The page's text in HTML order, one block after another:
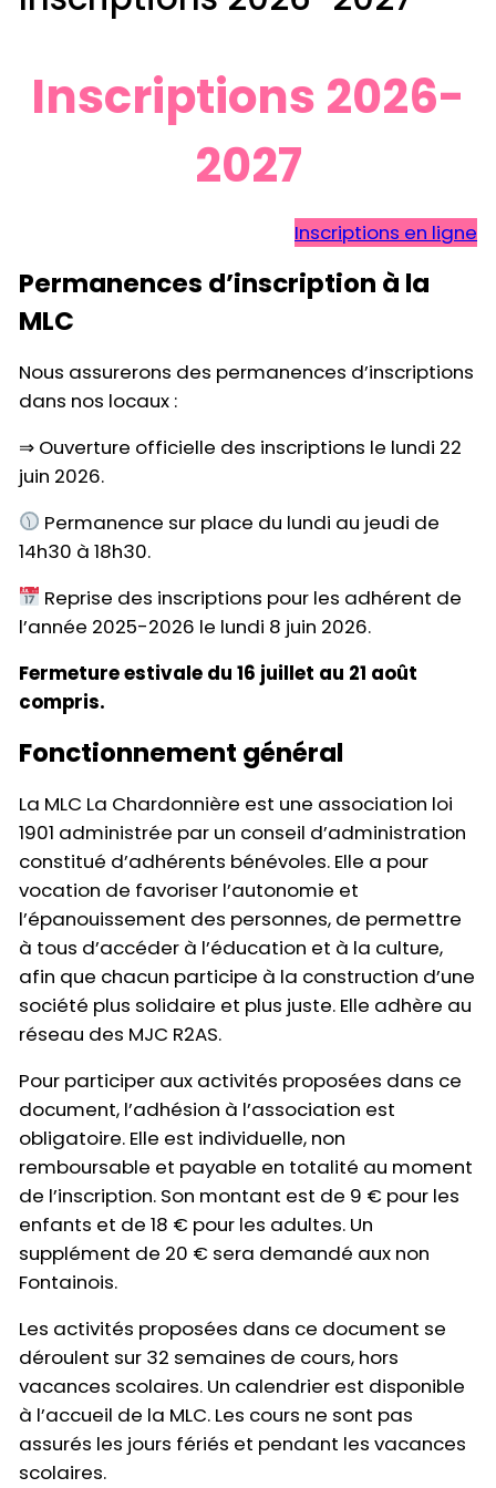
Inscriptions 2026-
2027
Inscriptions en ligne
Permanences d’inscription à la
MLC
Nous assurerons des permanences d’inscriptions
dans nos locaux :
⇒ Ouverture officielle des inscriptions le lundi 22
juin 2026.
Permanence sur place du lundi au jeudi de
14h30 à 18h30.
Reprise des inscriptions pour les adhérent de
l’année 2025-2026 le lundi 8 juin 2026.
Fermeture estivale du 16 juillet au 21 août
compris.
Fonctionnement général
La MLC La Chardonnière est une association loi
1901 administrée par un conseil d’administration
constitué d’adhérents bénévoles. Elle a pour
vocation de favoriser l’autonomie et
l’épanouissement des personnes, de permettre
à tous d’accéder à l’éducation et à la culture,
afin que chacun participe à la construction d’une
société plus solidaire et plus juste. Elle adhère au
réseau des MJC R2AS.
Pour participer aux activités proposées dans ce
document, l’adhésion à l’association est
obligatoire. Elle est individuelle, non
remboursable et payable en totalité au moment
de l’inscription. Son montant est de 9 € pour les
enfants et de 18 € pour les adultes. Un
supplément de 20 € sera demandé aux non
Fontainois.
Les activités proposées dans ce document se
déroulent sur 32 semaines de cours, hors
vacances scolaires. Un calendrier est disponible
à l’accueil de la MLC. Les cours ne sont pas
assurés les jours fériés et pendant les vacances
scolaires.